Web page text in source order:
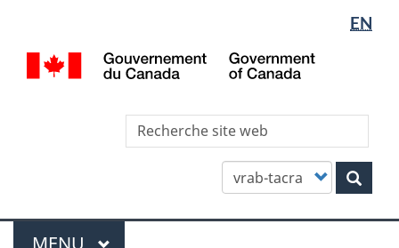
contenu
principal
"About
this
la
version
simplifiée
de
la
WxT
switcher
EN
Customize
your
Menu
MENU PRINCIPAL